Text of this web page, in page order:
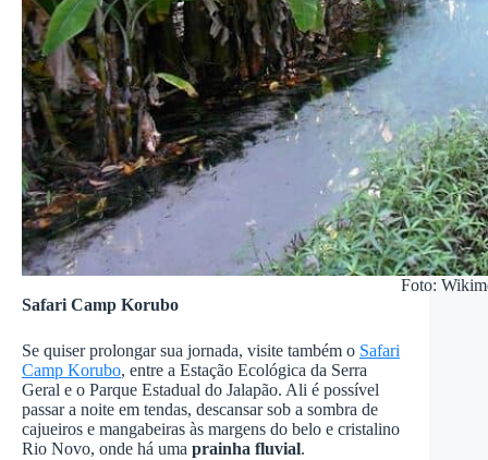
Foto:
Safari Camp Korubo
Se quiser prolongar sua jornada, visite também o Safari
Camp Korubo, entre a Estação Ecológica da Serra
Geral e o Parque Estadual do Jalapão. Ali é possível
passar a noite em tendas, descansar sob a sombra de
cajueiros e mangabeiras às margens do belo e cristalino
Rio Novo, onde há uma prainha fluvial.